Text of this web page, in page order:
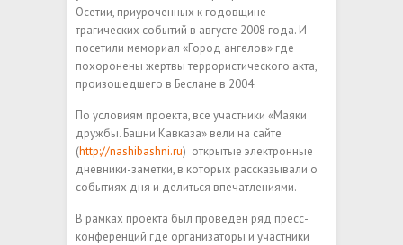
Осетии, приуроченных к годовщине
трагических событий в августе 2008 года. И
посетили мемориал «Город ангелов» где
похоронены жертвы террористического акта,
произошедшего в Беслане в 2004.
По условиям проекта, все участники «Маяки
дружбы. Башни Кавказа» вели на сайте
(http://nashibashni.ru) открытые электронные
дневники-заметки, в которых рассказывали о
событиях дня и делиться впечатлениями.
В рамках проекта был проведен ряд пресс-
конференций где организаторы и участники